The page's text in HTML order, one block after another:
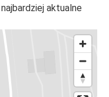
aktualne